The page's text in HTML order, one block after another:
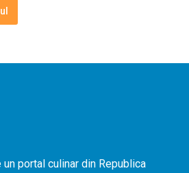
portal culinar din Republica